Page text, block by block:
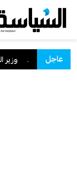
عاجل
السعودية وزير